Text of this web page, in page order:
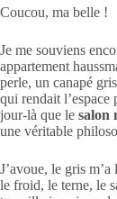
Coucou, ma belle !
Je me souviens
appartement
perle, un canapé
qui rendait l’espace
jour-là que le salon
une véritable
J’avoue, le gris
le froid, le terne, le